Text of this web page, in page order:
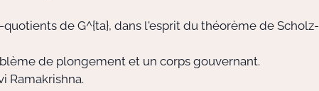
-quotients de G^{ta}, dans l'esprit du théorème de Scholz-
de plongement et un corps gouvernant.
Ramakrishna.